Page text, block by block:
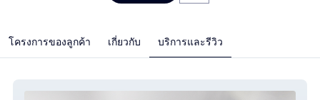
โครงการของลูกค้า เกี่ยวกับ บริการและรีวิว